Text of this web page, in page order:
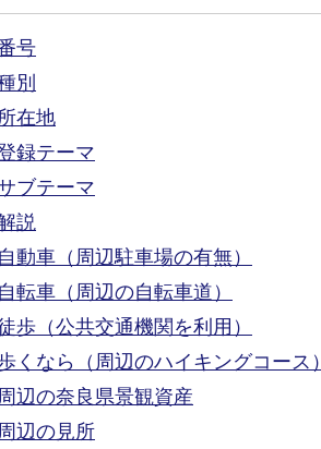
号
別
在地
録テーマ
ブテーマ
説
自動車（周辺駐車場の有無）
自転車（周辺の自転車道）
歩（公共交通機関を利用）
くなら（周辺のハイキングコース）
周辺の奈良県景観資産
周辺の見所